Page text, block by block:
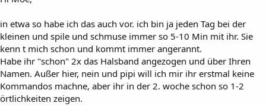
in etwa so habe ich das auch vor. ich bin ja jeden Tag bei der
kleinen und spile und schmuse immer so 5-10 Min mit ihr. Sie
kenn t mich schon und kommt immer angerannt.
Habe ihr "schon" 2x das Halsband angezogen und über Ihren
Namen. Außer hier, nein und pipi will ich mir ihr erstmal keine
Kommandos machne, aber ihr in der 2. woche schon so 1-2
örtlichkeiten zeigen.